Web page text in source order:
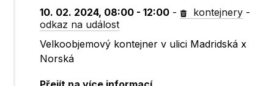
10. 02. 2024, 08:00 - 12:00 - kontejnery -
odkaz na událost
Velkoobjemový kontejner v ulici Madridská x
Norská